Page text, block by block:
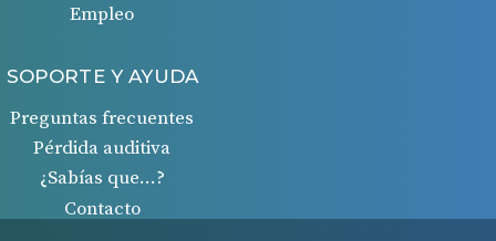
Empleo
SOPORTE Y AYUDA
Preguntas frecuentes
Pérdida auditiva
¿Sabías que…?
Contacto